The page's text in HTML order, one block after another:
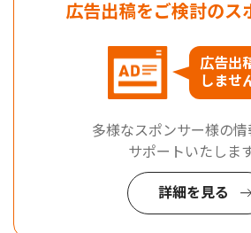
広告出稿をご検討のス
広告出
しませ
多様なスポンサー様の情
サポートいたします
詳細を見る